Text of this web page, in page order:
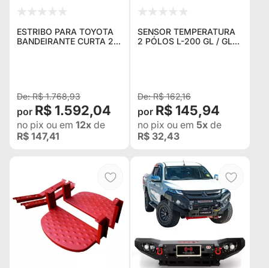
ESTRIBO PARA TOYOTA
BANDEIRANTE CURTA 2 E
R$ 1.768,93
R$ 1.592,04
no pix ou em 12x de
R$ 147,41
SENSOR TEMPERATURA
2 PÓLOS L-200 GL / GLS
R$ 162,16
R$ 145,94
no pix ou em 5x de
R$ 32,43